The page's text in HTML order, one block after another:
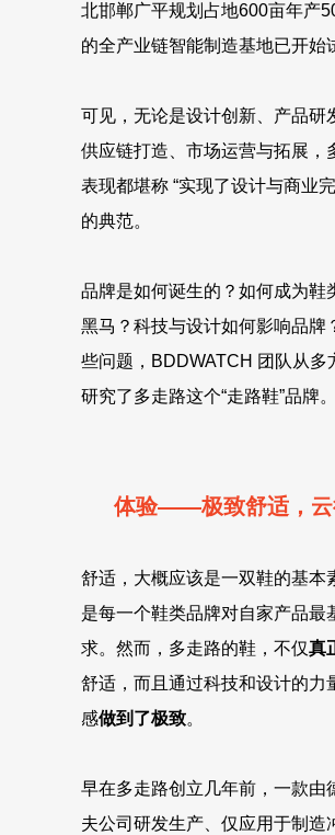
北邯郸广平规划占地600亩年产
的全产业链智能制造基地已开
可见，无论是设计创新、产品研
供应链打造、市场运营与拓展，
表现都堪称 “实现了设计与商业
的典范。
品牌是如何诞生的？如何成为鞋
黑马？科技与设计如何影响品牌
些问题，BDDWATCH 团队从多
研究了多走路这个“走路鞋”品牌。
体验——极致舒适，云
舒适，大概应该是一双鞋的基本
是每一个鞋类品牌对自家产品最
求。然而，多走路的鞋，不仅真
舒适，而且通过科技和设计的力
感做到了极致。
早在多走路创立几年前，一款由
夫公司研发生产、仅应用于制造